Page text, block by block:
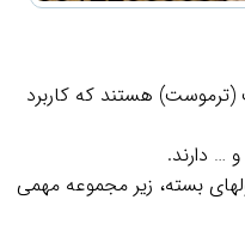
(ترموست) هستند كه كاربرد
دارند.
بسته، زير مجموعه مهمي